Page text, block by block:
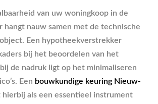
van uw woningkoop in de
hangt nauw samen met de technische
Een hypotheekverstrekker
bij het beoordelen van het
de nadruk ligt op het minimaliseren
Een bouwkundige keuring Nieuw-
als een essentieel instrument